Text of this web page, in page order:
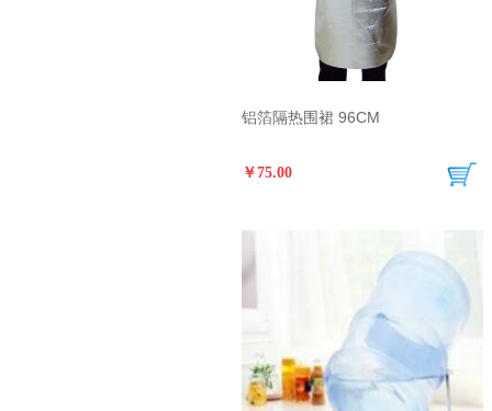
铝箔隔热围裙 96CM
￥75.00